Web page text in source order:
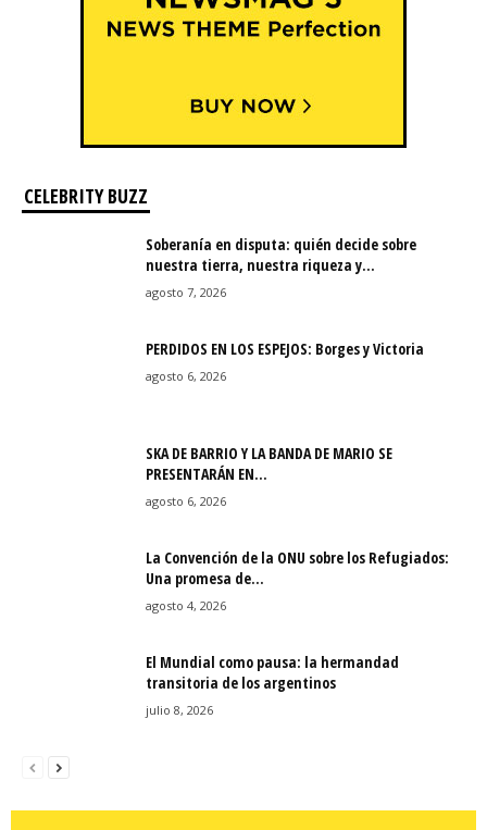
CELEBRITY BUZZ
Soberanía en disputa: quién decide sobre
nuestra tierra, nuestra riqueza y…
agosto 7, 2026
PERDIDOS EN LOS ESPEJOS: Borges y Victoria
agosto 6, 2026
SKA DE BARRIO Y LA BANDA DE MARIO SE
PRESENTARÁN EN…
agosto 6, 2026
La Convención de la ONU sobre los Refugiados:
Una promesa de…
agosto 4, 2026
El Mundial como pausa: la hermandad
transitoria de los argentinos
julio 8, 2026